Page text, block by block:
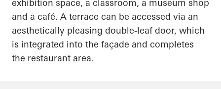
exhibition space, a classroom, a museum shop
and a café. A terrace can be accessed via an
aesthetically pleasing double-leaf door, which
is integrated into the façade and completes
the restaurant area.